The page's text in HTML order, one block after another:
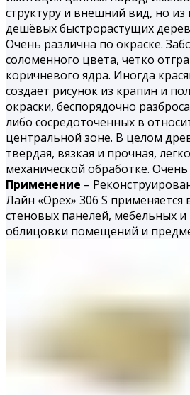
структуру и внешний вид, но из
дешёвых быстрорастущих
Очень различна по окраске.
соломенного цвета, четко
коричневого ядра. Иногда
создает рисунок из крапин и
окраски, беспорядочно
либо сосредоточенных в
центральной зоне. В целом
твердая, вязкая и проч­ная,
механической обработке.
Применение –
Лайн «Орех» 306 S применяется
стеновых панелей, мебельных и
облицовки помещений и